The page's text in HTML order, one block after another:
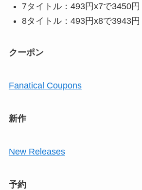
7タイトル：493円x7で3450円
8タイトル：493円x8で3943円
クーポン
Fanatical Coupons
新作
New Releases
予約